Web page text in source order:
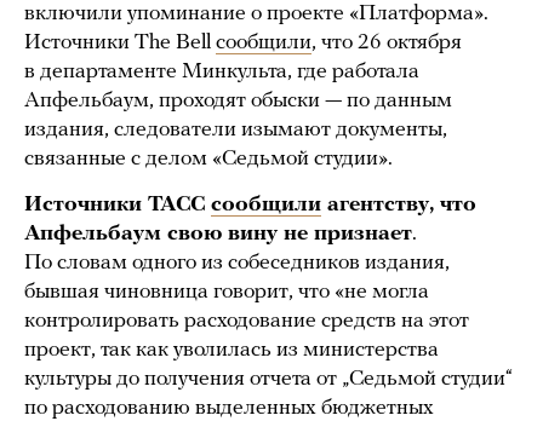
включили упоминание о проекте «Платформа».
Источники The Bell сообщили, что 26 октября
в департаменте Минкульта, где работала
Апфельбаум, проходят обыски — по данным
издания, следователи изымают документы,
связанные с делом «Седьмой студии».
Источники ТАСС сообщили агентству, что
Апфельбаум свою вину не признает.
По словам одного из собеседников издания,
бывшая чиновница говорит, что «не могла
контролировать расходование средств на этот
проект, так как уволилась из министерства
культуры до получения отчета от „Седьмой студии“
по расходованию выделенных бюджетных